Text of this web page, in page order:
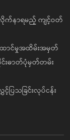
က်နာရမည့် ကျင့်ဝတ်
ောင်မှုအထိမ်းအမှတ်
င်းဓာတ်ပုံမှတ်တမ်း
သခြင်းလုပ်ငန်း